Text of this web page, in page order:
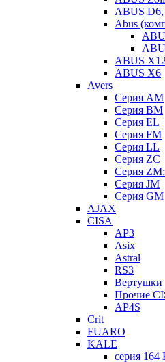
ABUS
Abus
ABUS
ABUS X6
Avers
Серия AM
Серия BM
Серия EL
Серия FM
Серия LL
Серия ZC
Серия
Серия JM
Серия GM
AJAX
CISA
AP3
Asix
Astral
RS3
Вертушки
Прочие
AP4S
Crit
FUARO
KALE
серия 164